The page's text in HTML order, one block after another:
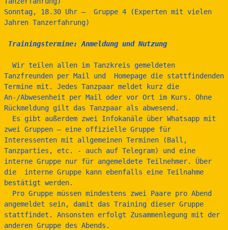
Sonntag, 18.30 Uhr –  Gruppe 4 (Experten mit vielen
Jahren Tanzerfahrung)
Trainingstermine: Anmeldung und Nutzung
Tanzfreunden per Mail und  Homepage die stattfindenden
Termine mit. Jedes Tanzpaar meldet kurz die
An-/Abwesenheit per Mail oder vor Ort im Kurs. Ohne
Rückmeldung gilt das Tanzpaar als abwesend.
zwei Gruppen – eine offizielle Gruppe für
Interessenten mit allgemeinen Terminen (Ball,
Tanzparties, etc. - auch auf Telegram) und eine
interne Gruppe nur für angemeldete Teilnehmer. Über
die  interne Gruppe kann ebenfalls eine Teilnahme
bestätigt werden.
angemeldet sein, damit das Training dieser Gruppe
stattfindet. Ansonsten erfolgt Zusammenlegung mit der
anderen Gruppe des Abends.